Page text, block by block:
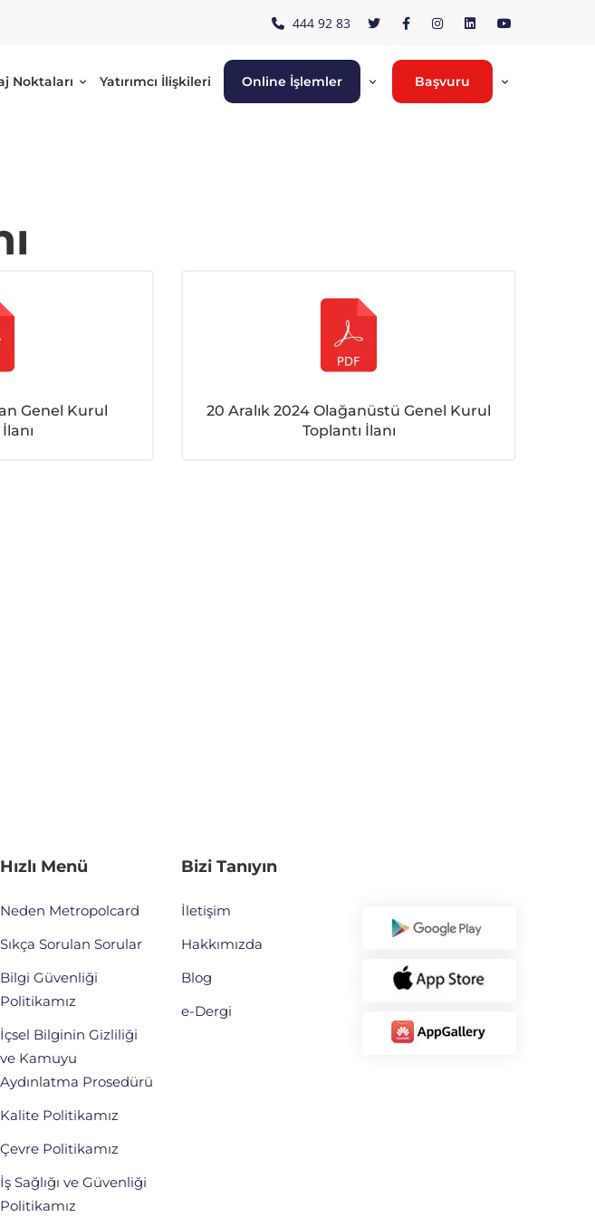
444 92 83
Noktaları Yatırımcı İlişkileri Online İşlemler Başvuru
Genel Kurul
20 Aralık 2024 Olağanüstü Genel Kurul
Toplantı İlanı
Hızlı Menü
Neden Metropolcard
Sıkça Sorulan Sorular
Bilgi Güvenliği
Politikamız
İçsel Bilginin Gizliliği
ve Kamuyu
Aydınlatma Prosedürü
Kalite Politikamız
Çevre Politikamız
İş Sağlığı ve Güvenliği
Politikamız
Bizi Tanıyın
İletişim
Hakkımızda
Blog
e-Dergi